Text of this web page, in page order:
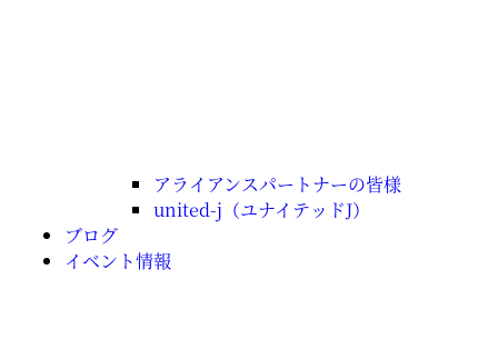
アライアンスパートナーの皆様
united-j（ユナイテッドJ）
ブログ
イベント情報